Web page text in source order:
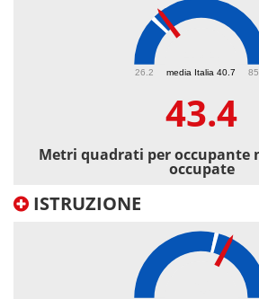
media Italia 40.7
26.2
43.4
Metri quadrati per occupante
occupate
ISTRUZIONE